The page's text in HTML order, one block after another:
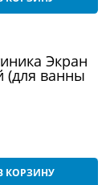
Экран
(для ванны
КОРЗИНУ